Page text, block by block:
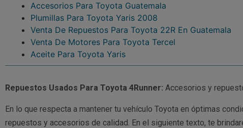
Accesorios Para Toyota Guatemala
Plumillas Para Toyota Yaris 2008
Venta De Repuestos Para Toyota 22R En Guatemala
Venta De Motores Para Toyota Tercel
Aceite Para Toyota Yaris
Repuestos Usados Para Toyota 4Runner: Accesorios y
En lo que respecta a mantener tu vehículo Toyota en óptimas
repuestos y accesorios de calidad. En el siguiente texto, te